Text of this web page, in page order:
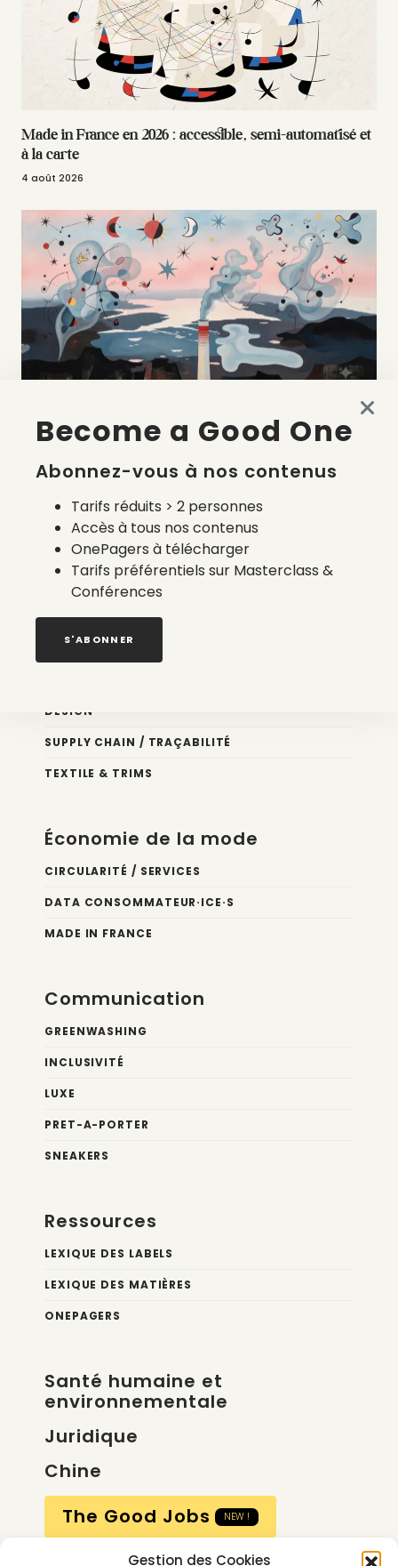
Gestion des Cookies
Made in France en 2026 : accessible, semi-automatisé et
à la carte
4 août 2026
La liste des prestataires du bilan carbone d’une marque
de mode
2 août 2026
DESIGN
SUPPLY CHAIN / TRAÇABILITÉ
TEXTILE & TRIMS
Économie de la mode
CIRCULARITÉ / SERVICES
DATA CONSOMMATEUR·ICE·S
MADE IN FRANCE
Communication
GREENWASHING
INCLUSIVITÉ
LUXE
PRET-A-PORTER
SNEAKERS
Ressources
LEXIQUE DES LABELS
LEXIQUE DES MATIÈRES
ONEPAGERS
Santé humaine et
environnementale
Juridique
Chine
The Good Jobs
NEW !
Become a Good One
Abonnez-vous à nos contenus
Tarifs réduits > 2 personnes
Accès à tous nos contenus
OnePagers à télécharger
Tarifs préférentiels sur Masterclass &
Conférences
S'ABONNER